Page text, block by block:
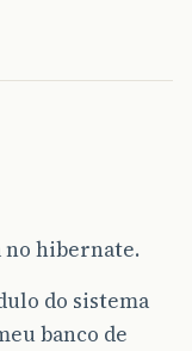
hibernate.
do sistema
banco de